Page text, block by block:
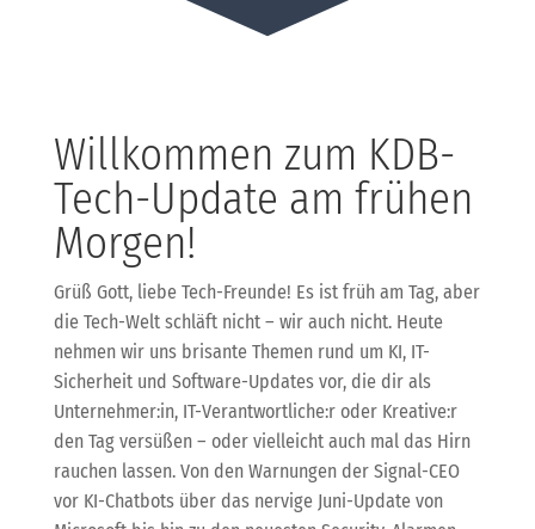
Willkommen zum KDB-
Tech-Update am frühen
Morgen!
Grüß Gott, liebe Tech-Freunde! Es ist früh am Tag, aber
die Tech-Welt schläft nicht – wir auch nicht. Heute
nehmen wir uns brisante Themen rund um KI, IT-
Sicherheit und Software-Updates vor, die dir als
Unternehmer:in, IT-Verantwortliche:r oder Kreative:r
den Tag versüßen – oder vielleicht auch mal das Hirn
rauchen lassen. Von den Warnungen der Signal-CEO
vor KI-Chatbots über das nervige Juni-Update von